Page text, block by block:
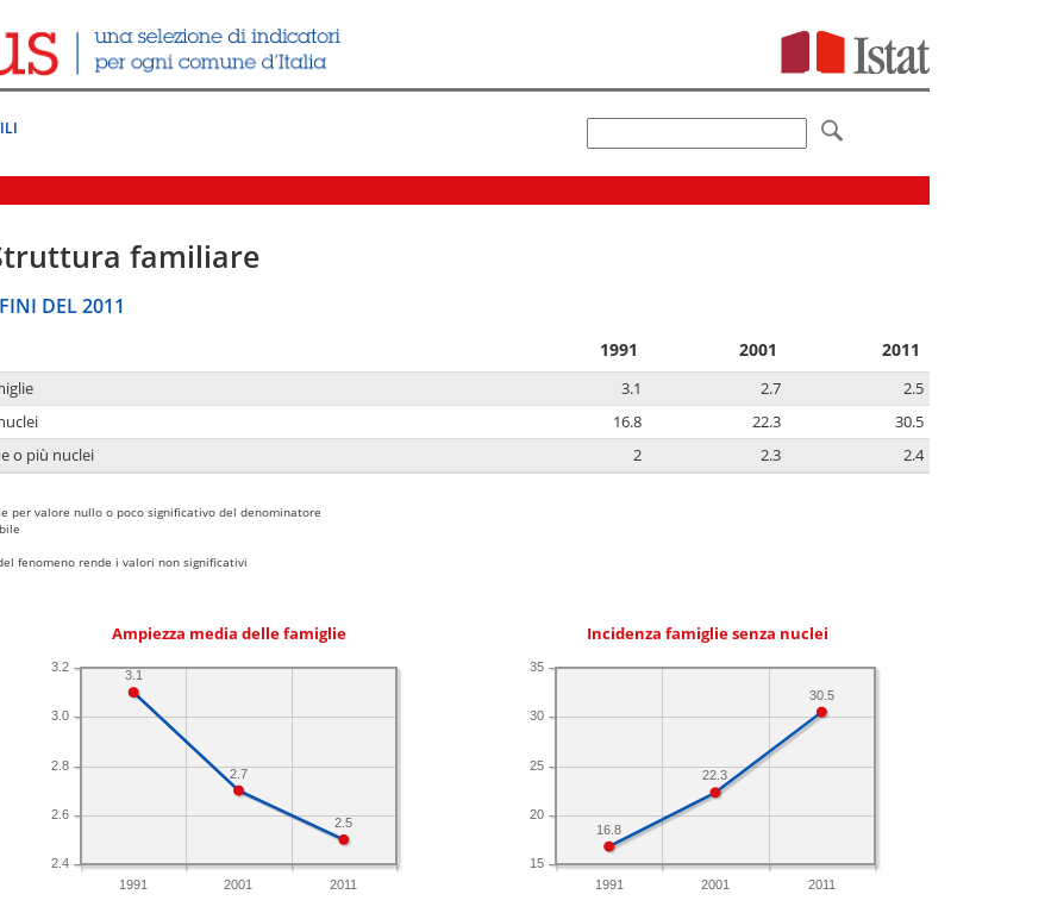
familiare
DEL 2011
1991 2001 2011
3.1 2.7
2.5
16.8 22.3
30.5
o più nuclei
2 2.3 2.4
per valore nullo o poco significativo del denominatore
fenomeno rende i valori non significativi
Ampiezza media delle famiglie
1991 2001 2011
2.4
2.6
2.8
3.0
3.2
2.5
2.7
3.1
Incidenza famiglie senza nuclei
1991 2001 2011
15
20
25
30
35
30.5
22.3
16.8